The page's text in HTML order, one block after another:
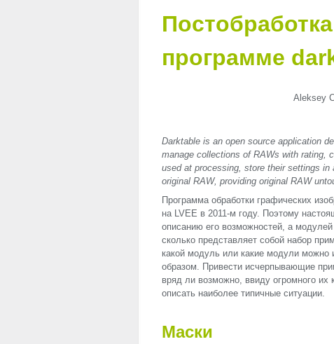
программе
Aleksey
Darktable is an open source application
manage collections of RAWs with rating,
used at processing, store their settings
original RAW, providing original RAW
Программа обработки графических
на LVEE в 2011-м году. Поэтому
описанию его возможностей, а
сколько представляет собой набор
какой модуль или какие модули можно
образом. Привести исчерпывающие
вряд ли возможно, ввиду огромного их
описать наиболее типичные ситуации.
Маски